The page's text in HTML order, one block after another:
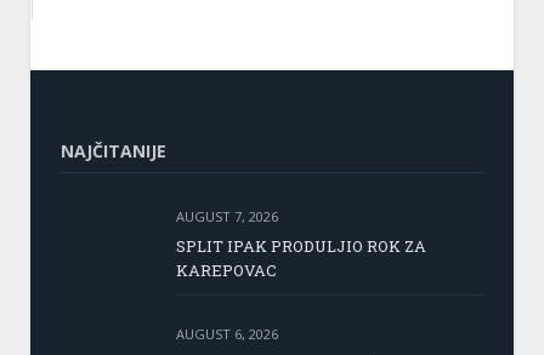
NAJČITANIJE
AUGUST 7, 2026
SPLIT IPAK PRODULJIO ROK ZA
KAREPOVAC
AUGUST 6, 2026